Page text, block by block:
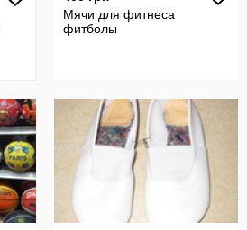
Мячи для фитнеса
фитболы